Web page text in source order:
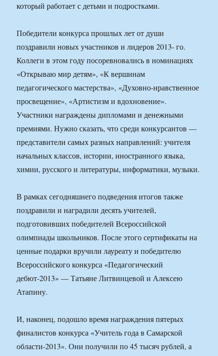
который работает с детьми и подростками.
Победители конкурса прошлых лет от души
поздравили новых участников и лидеров 2013- го.
Коллеги в этом году посоревновались в номинациях
«Открываю мир детям», «К вершинам
педагогического мастерства», «Духовно-нравственное
просвещение», «Артистизм и вдохновение».
Участники награждены дипломами и денежными
премиями. Нужно сказать, что среди конкурсантов —
представители самых разных направлений: учителя
начальных классов, истории, иностранного языка,
химии, русского и литературы, информатики, музыки.
В рамках сегодняшнего подведения итогов также
поздравили и наградили десять учителей,
подготовивших победителей Всероссийской
олимпиады школьников. После этого сертификаты на
ценные подарки вручили лауреату и победителю
Всероссийского конкурса «Педагогический
дебют-2013» — Татьяне Литвинцевой и Алексею
Атапину.
И, наконец, подошло время награждения пятерых
финалистов конкурса «Учитель года в Самарской
области-2013». Они получили по 45 тысяч рублей, а